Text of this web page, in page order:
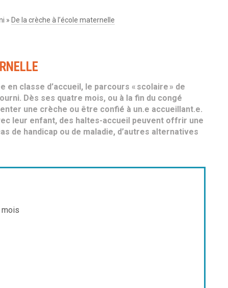
» De la crèche à l’école maternelle
en classe d’accueil, le parcours « scolaire » de
Dès ses quatre mois, ou à la fin du congé
une crèche ou être confié à un.e accueillant.e.
leur enfant, des haltes-accueil peuvent offrir une
de handicap ou de maladie, d’autres alternatives
mois